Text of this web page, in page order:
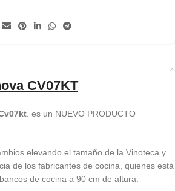
CV07KT
. es un NUEVO PRODUCTO
elevando el tamaño de la Vinoteca y
de los fabricantes de cocina, quienes está
de cocina a 90 cm de altura.